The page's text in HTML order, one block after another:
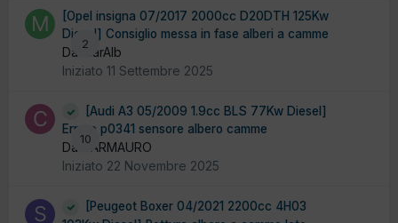
2
[Opel insigna 07/2017 2000cc D20DTH 125Kw
Diesel] Consiglio messa in fase alberi a camme
Da MarAlb
Iniziato 11 Settembre 2025
10
[Audi A3 05/2009 1.9cc BLS 77Kw Diesel]
Errore p0341 sensore albero camme
Da CARMAURO
Iniziato 22 Novembre 2025
[Peugeot Boxer 04/2021 2200cc 4H03